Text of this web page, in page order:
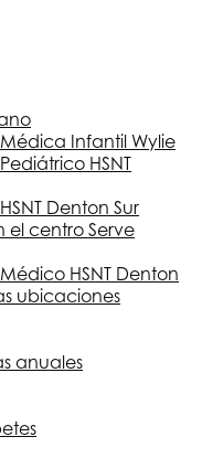
Infantil Wylie
HSNT
HSNT Denton Sur
el centro Serve
HSNT Denton
ubicaciones
anuales